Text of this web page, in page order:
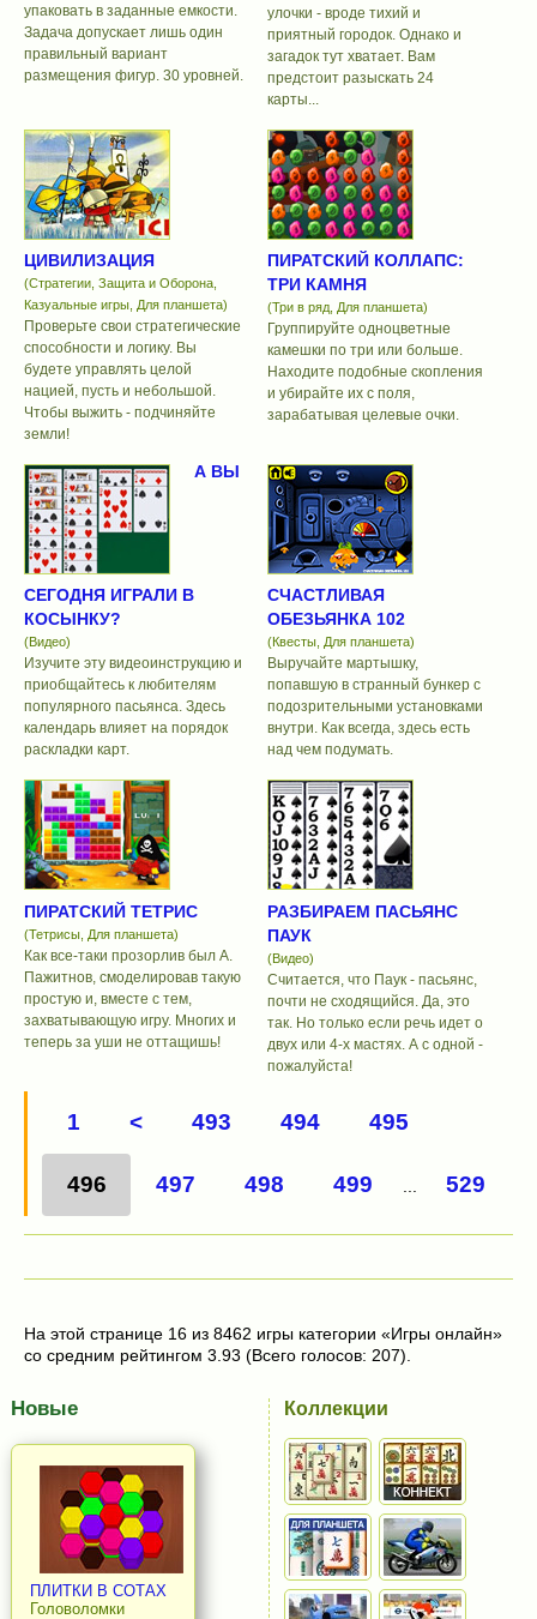
упаковать в заданные емкости.
Задача допускает лишь один
правильный вариант
размещения фигур. 30 уровней.
улочки - вроде тихий и
приятный городок. Однако и
загадок тут хватает. Вам
предстоит разыскать 24
карты...
ЦИВИЛИЗАЦИЯ
(Стратегии, Защита и Оборона,
Казуальные игры, Для планшета)
Проверьте свои стратегические
способности и логику. Вы
будете управлять целой
нацией, пусть и небольшой.
Чтобы выжить - подчиняйте
земли!
ПИРАТСКИЙ КОЛЛАПС:
ТРИ КАМНЯ
(Три в ряд, Для планшета)
Группируйте одноцветные
камешки по три или больше.
Находите подобные скопления
и убирайте их с поля,
зарабатывая целевые очки.
А ВЫ
СЕГОДНЯ ИГРАЛИ В
КОСЫНКУ?
(Видео)
Изучите эту видеоинструкцию и
приобщайтесь к любителям
популярного пасьянса. Здесь
календарь влияет на порядок
раскладки карт.
СЧАСТЛИВАЯ
ОБЕЗЬЯНКА 102
(Квесты, Для планшета)
Выручайте мартышку,
попавшую в странный бункер с
подозрительными установками
внутри. Как всегда, здесь есть
над чем подумать.
ПИРАТСКИЙ ТЕТРИС
(Тетрисы, Для планшета)
Как все-таки прозорлив был А.
Пажитнов, смоделировав такую
простую и, вместе с тем,
захватывающую игру. Многих и
теперь за уши не оттащишь!
РАЗБИРАЕМ ПАСЬЯНС
ПАУК
(Видео)
Считается, что Паук - пасьянс,
почти не сходящийся. Да, это
так. Но только если речь идет о
двух или 4-х мастях. А с одной -
пожалуйста!
1 < 493 494 495
496 497 498 499 529
На этой странице 16 из 8462 игры категории «Игры онлайн»
со средним рейтингом 3.93 (Всего голосов: 207).
Новые
ПЛИТКИ В СОТАХ
Головоломки
Коллекции